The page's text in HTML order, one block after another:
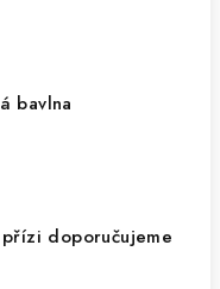
bavlna
doporučujeme